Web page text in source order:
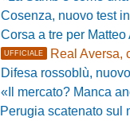
Cosenza, nuovo test in
Corsa a tre per Matteo
UFFICIALE Real Aversa,
Difesa rossoblù,
«Il mercato? Manca ancora
Perugia scatenato sul